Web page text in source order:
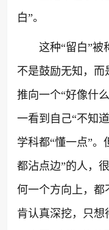
白”。
这种“留白”被
不是鼓励无知，而
推向一个“好像什
一看到自己“不知
学科都“懂一点”。
都沾点边”的人，
何一个方向上，都
肯认真深挖，只想